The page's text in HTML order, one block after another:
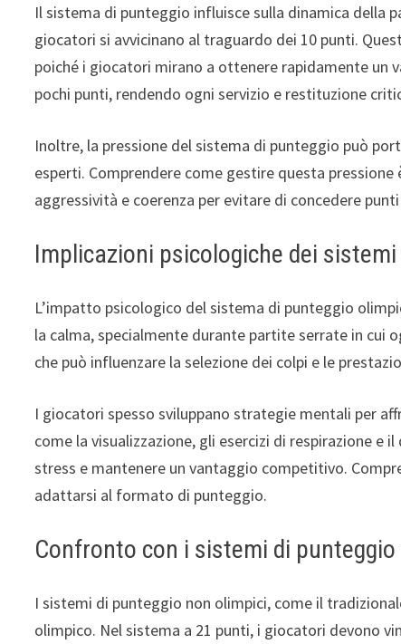
Il sistema di punteggio influisce sulla dinamica della
giocatori si avvicinano al traguardo dei 10 punti.
poiché i giocatori mirano a ottenere rapidamente un
pochi punti, rendendo ogni servizio e restituzione
Inoltre, la pressione del sistema di punteggio può
esperti. Comprendere come gestire questa
aggressività e coerenza per evitare di concedere
Implicazioni psicologiche dei
L’impatto psicologico del sistema di punteggio
la calma, specialmente durante partite serrate in cui
che può influenzare la selezione dei colpi e le
I giocatori spesso sviluppano strategie mentali per
come la visualizzazione, gli esercizi di respirazione
stress e mantenere un vantaggio competitivo.
adattarsi al formato di punteggio.
Confronto con i sistemi di
I sistemi di punteggio non olimpici, come il
olimpico. Nel sistema a 21 punti, i giocatori devono